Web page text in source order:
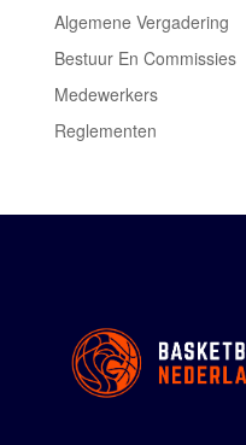
Algemene Vergadering
Bestuur En Commissies
Medewerkers
Reglementen